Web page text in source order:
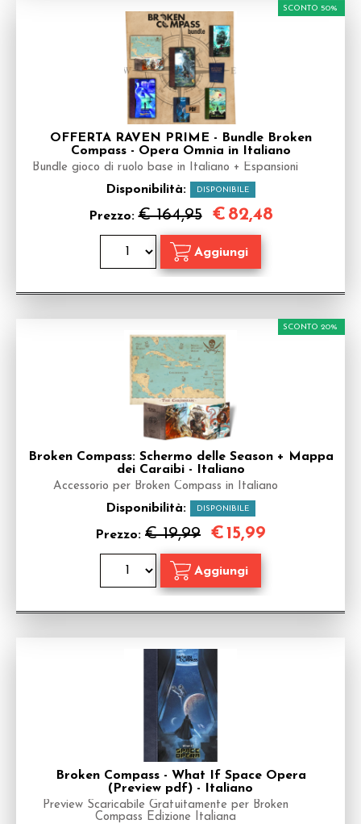
OFFERTA RAVEN PRIME - Bundle Broken
Compass - Opera Omnia in Italiano
Bundle gioco di ruolo base in Italiano + Espansioni
Disponibilità: DISPONIBILE
Prezzo:€ 164,95
SCONTO 50%
€ 82,48
Broken Compass: Schermo delle Season + Mappa
dei Caraibi - Italiano
Accessorio per Broken Compass in Italiano
Disponibilità: DISPONIBILE
Prezzo: € 19,99
SCONTO 20%
€15,99
Broken Compass - What If Space Opera
(Preview pdf) - Italiano
Preview Scaricabile Gratuitamente per Broken
Compass Edizione Italiana